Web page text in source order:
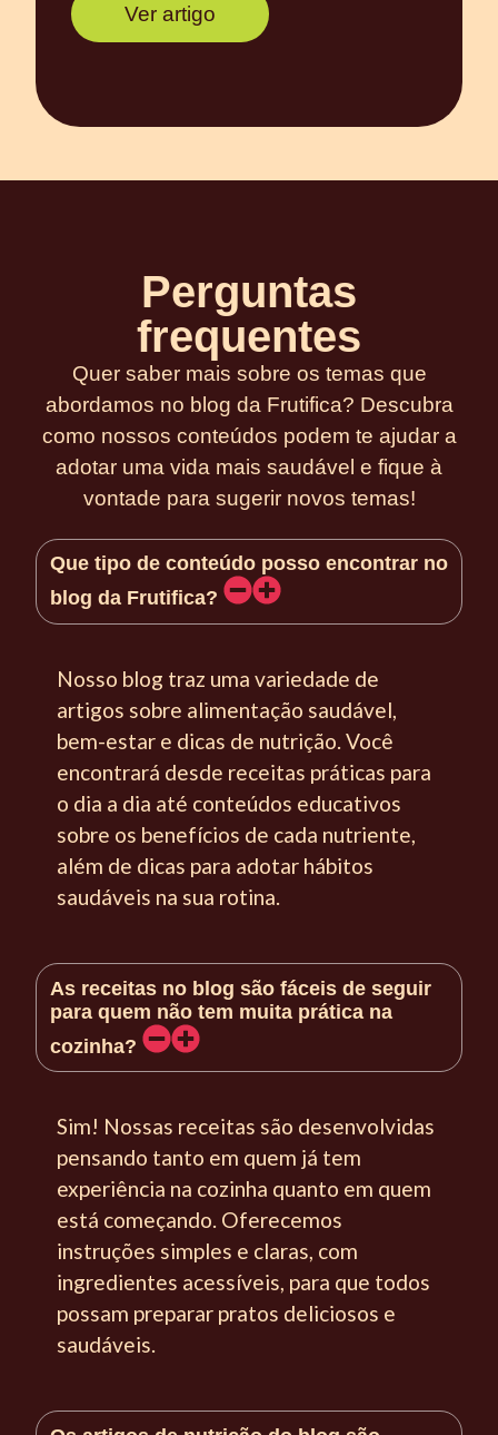
Ver artigo
Perguntas
frequentes
Quer saber mais sobre os temas que
abordamos no blog da Frutifica? Descubra
como nossos conteúdos podem te ajudar a
adotar uma vida mais saudável e fique à
vontade para sugerir novos temas!
Que tipo de conteúdo posso encontrar no
blog da Frutifica?
Nosso blog traz uma variedade de
artigos sobre alimentação saudável,
bem-estar e dicas de nutrição. Você
encontrará desde receitas práticas para
o dia a dia até conteúdos educativos
sobre os benefícios de cada nutriente,
além de dicas para adotar hábitos
saudáveis na sua rotina.
As receitas no blog são fáceis de seguir
para quem não tem muita prática na
cozinha?
Sim! Nossas receitas são desenvolvidas
pensando tanto em quem já tem
experiência na cozinha quanto em quem
está começando. Oferecemos
instruções simples e claras, com
ingredientes acessíveis, para que todos
possam preparar pratos deliciosos e
saudáveis.